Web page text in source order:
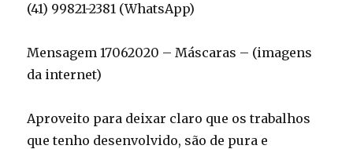
(41) 99821-2381 (WhatsApp)
Mensagem 17062020 – Máscaras – (imagens
da internet)
Aproveito para deixar claro que os trabalhos
que tenho desenvolvido, são de pura e